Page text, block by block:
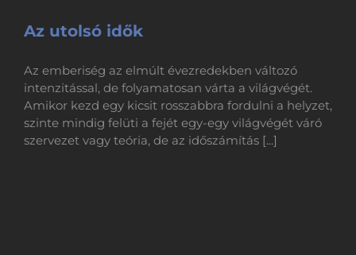
Az utolsó idők
Az emberiség az elmúlt évezredekben változó
intenzitással, de folyamatosan várta a világvégét.
Amikor kezd egy kicsit rosszabbra fordulni a helyzet,
szinte mindig felüti a fejét egy-egy világvégét váró
szervezet vagy teória, de az időszámítás [...]